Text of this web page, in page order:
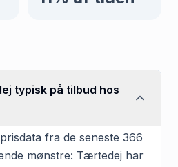
typisk på tilbud hos
fra de seneste 366
mønstre: Tærtedej har